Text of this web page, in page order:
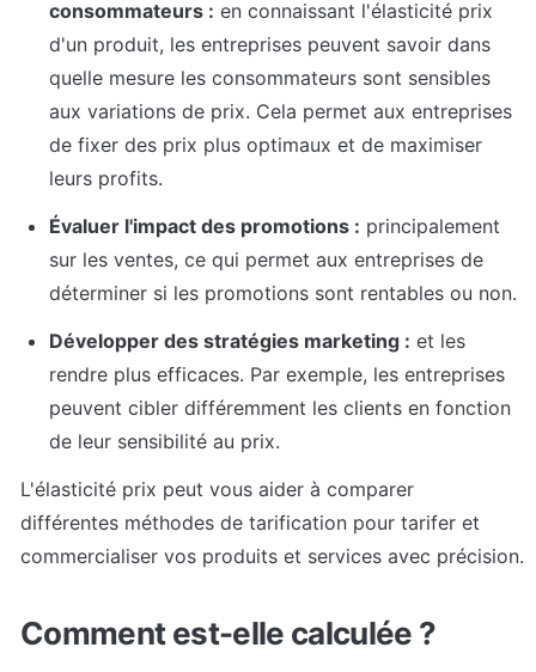
consommateurs : en connaissant l'élasticité prix
d'un produit, les entreprises peuvent savoir dans
quelle mesure les consommateurs sont sensibles
aux variations de prix. Cela permet aux entreprises
de fixer des prix plus optimaux et de maximiser
leurs profits.
Évaluer l'impact des promotions : principalement
sur les ventes, ce qui permet aux entreprises de
déterminer si les promotions sont rentables ou non.
Développer des stratégies marketing : et les
rendre plus efficaces. Par exemple, les entreprises
peuvent cibler différemment les clients en fonction
de leur sensibilité au prix.
L'élasticité prix peut vous aider à comparer
différentes méthodes de tarification pour tarifer et
commercialiser vos produits et services avec précision.
Comment est-elle calculée ?